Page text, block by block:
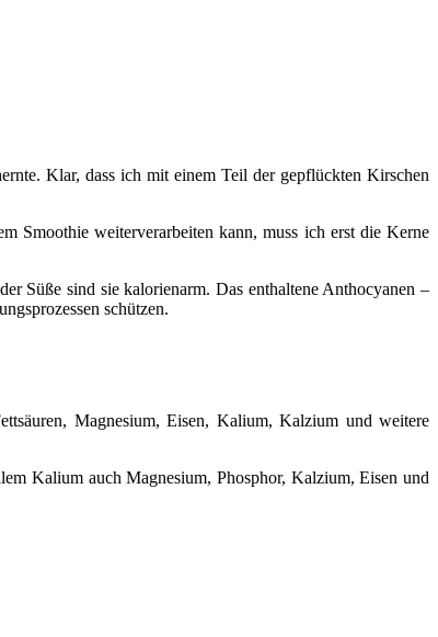
Klar, dass ich mit einem Teil der gepflückten Kirschen
Smoothie weiterverarbeiten kann, muss ich erst die Kerne
Süße sind sie kalorienarm. Das enthaltene Anthocyanen –
schützen.
Magnesium, Eisen, Kalium, Kalzium und weitere
Kalium auch Magnesium, Phosphor, Kalzium, Eisen und